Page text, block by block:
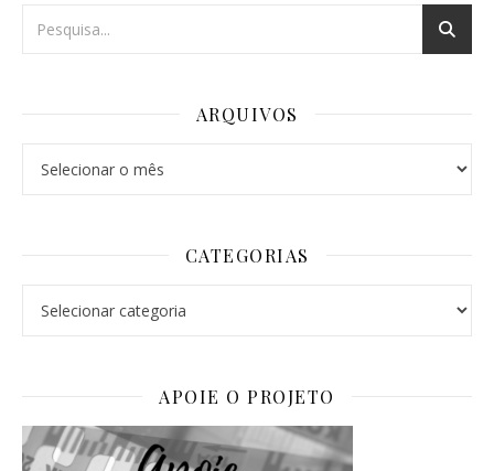
ARQUIVOS
CATEGORIAS
APOIE O PROJETO